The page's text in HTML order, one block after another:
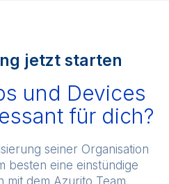
jetzt starten
und Devices
für dich?
seiner Organisation
besten eine einstündige
mit dem Azurito Team.